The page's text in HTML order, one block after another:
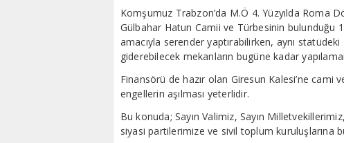
Komşumuz Trabzon’da M.Ö 4. Yüzyılda Roma
Gülbahar Hatun Camii ve Türbesinin bulunduğu
amacıyla serender yaptırabilirken, aynı
giderebilecek mekanların bugüne kadar
Finansörü de hazır olan Giresun Kalesi’ne cami
engellerin aşılması yeterlidir.
Bu konuda; Sayın Valimiz, Sayın
siyasi partilerimize ve sivil toplum kuruluşlarına